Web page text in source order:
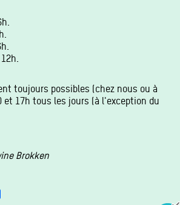
toujours possibles (chez nous ou à
et 17h tous les jours (à l'exception du
Brokken